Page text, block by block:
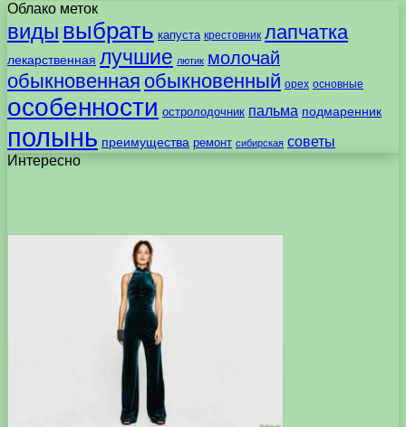
Облако меток
виды выбрать капуста крестовник лапчатка
лекарственная лучшие лютик молочай
обыкновенная обыкновенный орех основные
особенности остролодочник пальма подмаренник
полынь преимущества ремонт сибирская советы
Интересно